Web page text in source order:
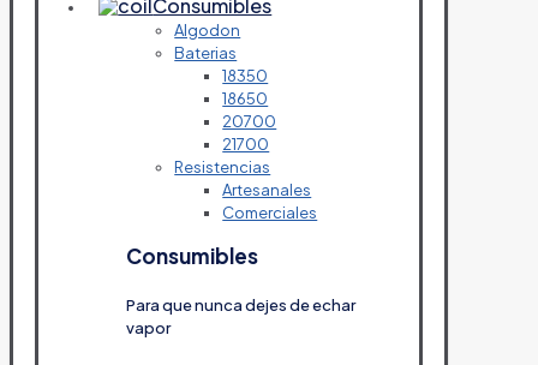
Consumibles
Algodon
Baterias
18350
18650
20700
21700
Resistencias
Artesanales
Comerciales
Consumibles
Para que nunca dejes de echar
vapor